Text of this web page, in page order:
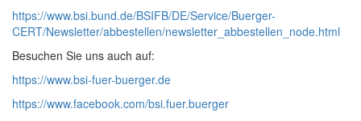
https://www.bsi.bund.de/BSIFB/DE/Service/Buerger-
CERT/Newsletter/abbestellen/newsletter_abbestellen_node.html
Besuchen Sie uns auch auf:
https://www.bsi-fuer-buerger.de
https://www.facebook.com/bsi.fuer.buerger